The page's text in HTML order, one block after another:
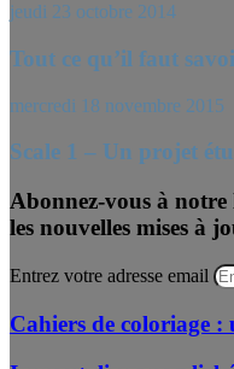
jeudi 23 octobre 2014
Tout ce qu’il faut
mercredi 18 novembre 2015
Scale 1 – Un projet
Abonnez-vous à
les nouvelles mises à
Entrez votre adresse email
Cahiers de coloriage :